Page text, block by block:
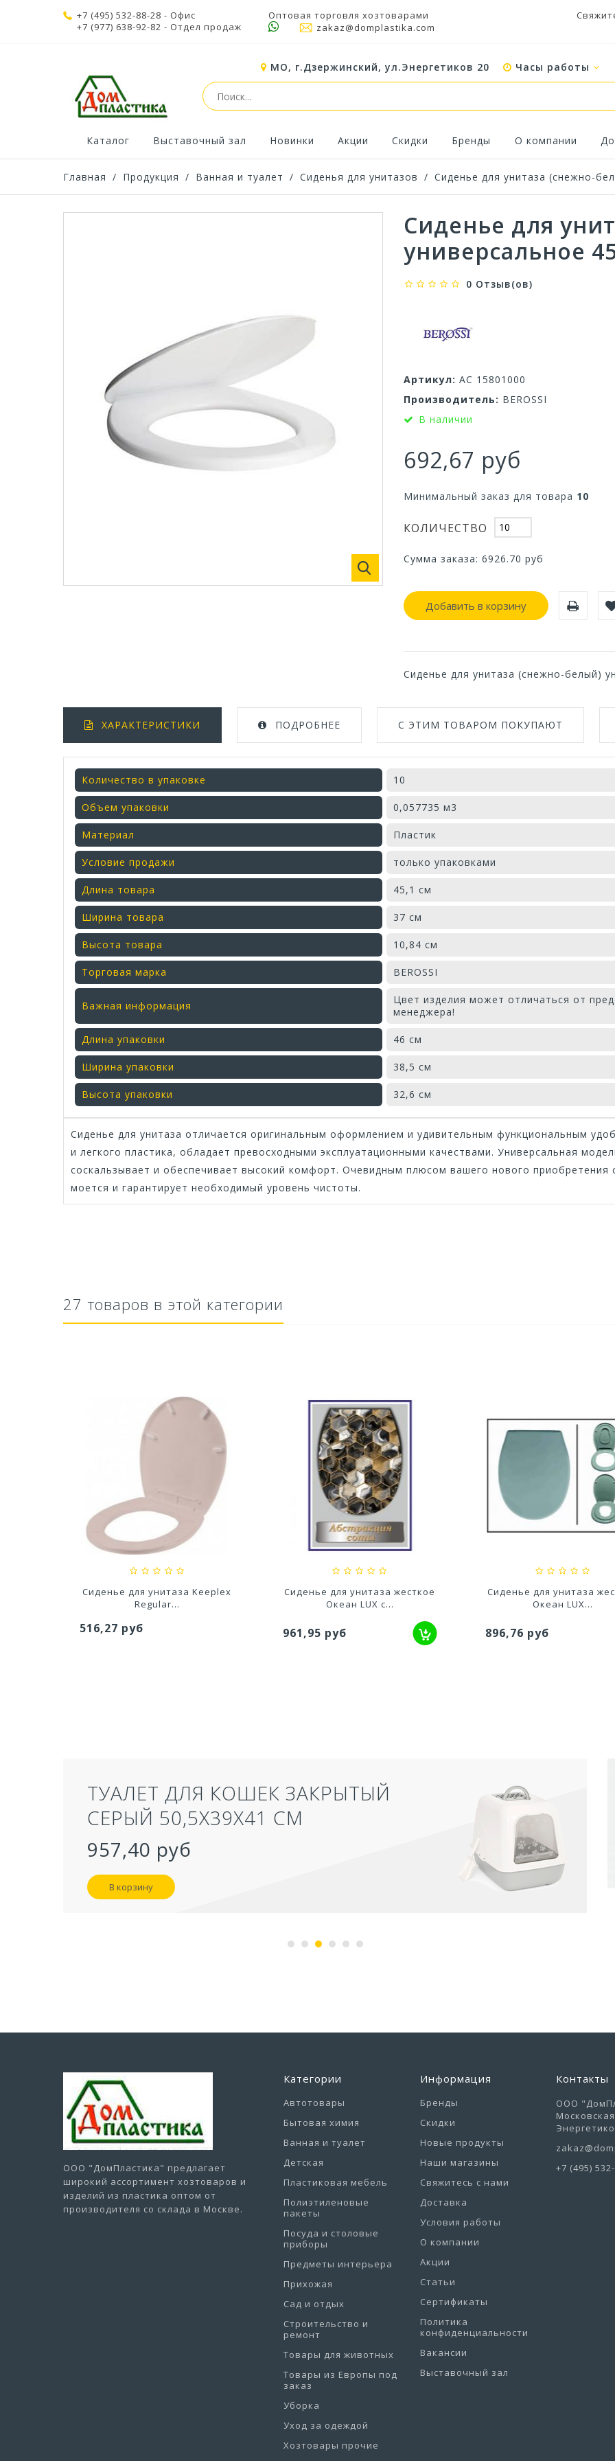
+7 (495) 532-88-28 - Офис
+7 (977) 638-92-82 - Отдел продаж
Оптовая торговля хозтоварами
zakaz@domplastika.com
МО, г.Дзержинский, ул.Энергетиков 20 Часы работы
Каталог Выставочный зал Новинки Акции Скидки Бренды О компании
Главная / Продукция / Ванная и туалет / Сиденья для унитазов / Сиденье для унитаза (снежно-
Сиденье для
универсальное
0 Отзыв(ов)
Артикул: АС 15801000
Производитель: BEROSSI
В наличии
692,67 руб
Минимальный заказ для товара 10
КОЛИЧЕСТВО
Сумма заказа: 6926.70 руб
Добавить в корзину
Сиденье для унитаза (снежно-белый)
ХАРАКТЕРИСТИКИ ПОДРОБНЕЕ С ЭТИМ ТОВАРОМ ПОКУПАЮТ
Количество в упаковке 10
Объем упаковки 0,057735 м3
Материал Пластик
Условие продажи только упаковками
Длина товара 45,1 см
Ширина товара 37 см
Высота товара 10,84 см
Торговая марка BEROSSI
Важная информация
Цвет изделия может отличаться от
менеджера!
Длина упаковки 46 см
Ширина упаковки 38,5 см
Высота упаковки 32,6 см
Сиденье для унитаза отличается оригинальным оформлением и удивительным функциональным
и легкого пластика, обладает превосходными эксплуатационными качествами. Универсальная
соскальзывает и обеспечивает высокий комфорт. Очевидным плюсом вашего нового приобретения
моется и гарантирует необходимый уровень чистоты.
Ускоритель компоста 60гр
79,80 руб
Средство для септического
резервуара и для...
627,20 руб
Средство для выгребных
800мл
527,80 руб
27 товаров в этой категории
Сиденье для унитаза Keeplex
Regular...
516,27 руб
Сиденье для унитаза жесткое
Океан LUX с...
961,95 руб
Сиденье для унитаза
Океан LUX...
896,76 руб
ТУАЛЕТ ДЛЯ КОШЕК ЗАКРЫТЫЙ
СЕРЫЙ 50,5Х39Х41 СМ
957,40 руб
В корзину
ООО "ДомПластика" предлагает
широкий ассортимент хозтоваров и
изделий из пластика оптом от
производителя со склада в Москве.
Категории
Автотовары
Бытовая химия
Ванная и туалет
Детская
Пластиковая мебель
Полиэтиленовые
пакеты
Посуда и столовые
приборы
Предметы интерьера
Прихожая
Сад и отдых
Строительство и
ремонт
Товары для животных
Товары из Европы под
заказ
Уборка
Уход за одеждой
Хозтовары прочие
Информация
Бренды
Скидки
Новые продукты
Наши магазины
Свяжитесь с нами
Доставка
Условия работы
О компании
Акции
Статьи
Сертификаты
Политика
конфиденциальности
Вакансии
Выставочный зал
Контакты
ООО
+7 (495)